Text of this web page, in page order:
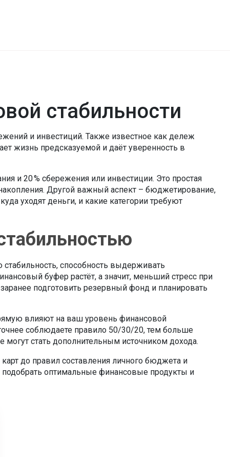
стабильности
и инвестиций. Также известное как дележ
жизнь предсказуемой и даёт уверенность в
и 20 % сбережения или инвестиции. Это простая
Другой важный аспект – бюджетирование,
уходят деньги, и какие категории требуют
, способность выдерживать
буфер растёт, а значит, меньший стресс при
подготовить резервный фонд и планировать
влияют на ваш уровень финансовой
соблюдаете правило 50/30/20, тем больше
стать дополнительным источником дохода.
до правил составления личного бюджета и
оптимальные финансовые продукты и